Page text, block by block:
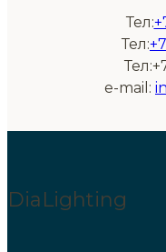
Тел:
Тел:
e-mail:
DiaLighting